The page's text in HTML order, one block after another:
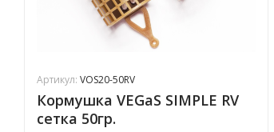
Артикул: VOS20-50RV
Кормушка VEGaS SIMPLE RV
сетка 50гр.